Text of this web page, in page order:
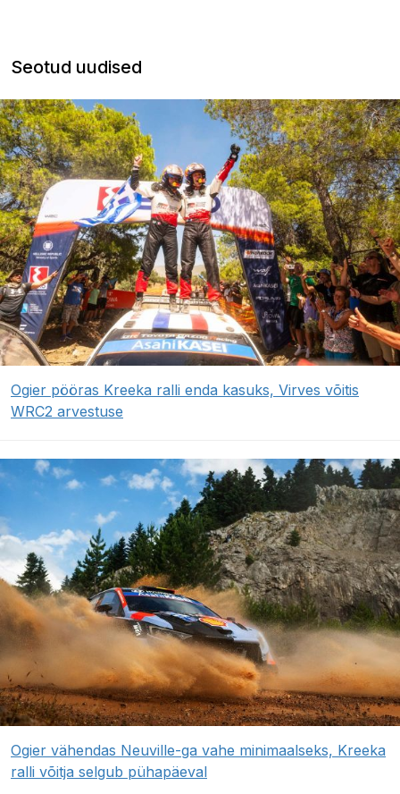
Seotud uudised
Ogier pööras Kreeka ralli enda kasuks, Virves võitis
WRC2 arvestuse
Ogier vähendas Neuville-ga vahe minimaalseks, Kreeka
ralli võitja selgub pühapäeval